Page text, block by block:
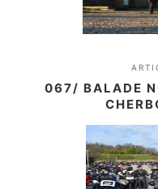
067/ BALADE